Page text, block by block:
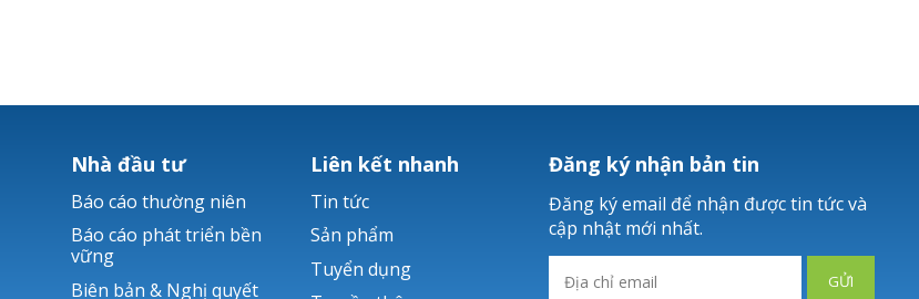
Nhà đầu tư
Báo cáo thường niên
Báo cáo phát triển bền
vững
Biên bản & Nghị quyết
Liên kết nhanh
Tin tức
Sản phẩm
Tuyển dụng
Đăng ký nhận bản tin
Đăng ký email để nhận được tin tức và
cập nhật mới nhất.
GỬI